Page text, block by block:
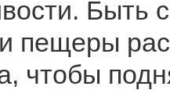
Быть
пещеры
чтобы